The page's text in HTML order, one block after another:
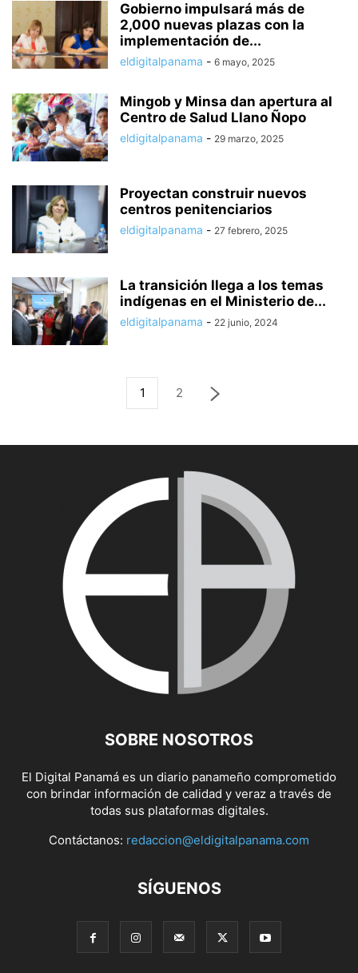
Gobierno impulsará más de
2,000 nuevas plazas con la
implementación de...
eldigitalpanama - 6 mayo, 2025
Mingob y Minsa dan apertura al
Centro de Salud Llano Ñopo
eldigitalpanama - 29 marzo, 2025
Proyectan construir nuevos
centros penitenciarios
eldigitalpanama - 27 febrero, 2025
La transición llega a los temas
indígenas en el Ministerio de...
eldigitalpanama - 22 junio, 2024
1 2
SOBRE NOSOTROS
El Digital Panamá es un diario panameño comprometido
con brindar información de calidad y veraz a través de
todas sus plataformas digitales.
Contáctanos: redaccion@eldigitalpanama.com
SÍGUENOS